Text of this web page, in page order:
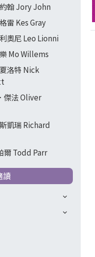
翰 Jory John
雷 Kes Gray
奧尼 Leo Lionni
Mo Willems
洛特 Nick
傑法 Oliver
凱瑞 Richard
爾 Todd Parr
讀